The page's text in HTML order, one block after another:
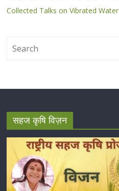
Collected Talks on Vibrated Water
सहज कृषि विज़न